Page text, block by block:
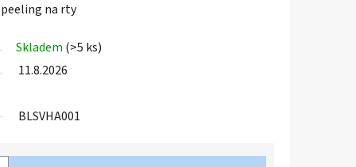
na rty
Skladem (>5 ks)
11.8.2026
BLSVHA001